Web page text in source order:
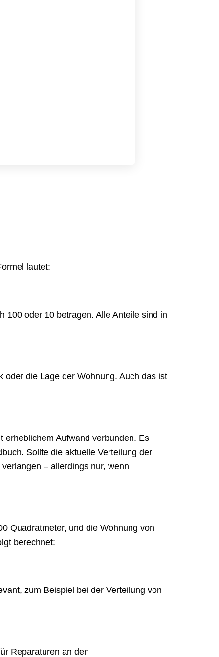
lautet:
100 oder 10 betragen. Alle Anteile sind in
oder die Lage der Wohnung. Auch das ist
erheblichem Aufwand verbunden. Es
Sollte die aktuelle Verteilung der
– allerdings nur, wenn
Quadratmeter, und die Wohnung von
berechnet:
zum Beispiel bei der Verteilung von
Reparaturen an den